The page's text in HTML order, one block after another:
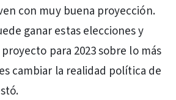
con muy buena proyección.
ganar estas elecciones y
para 2023 sobre lo más
cambiar la realidad política de